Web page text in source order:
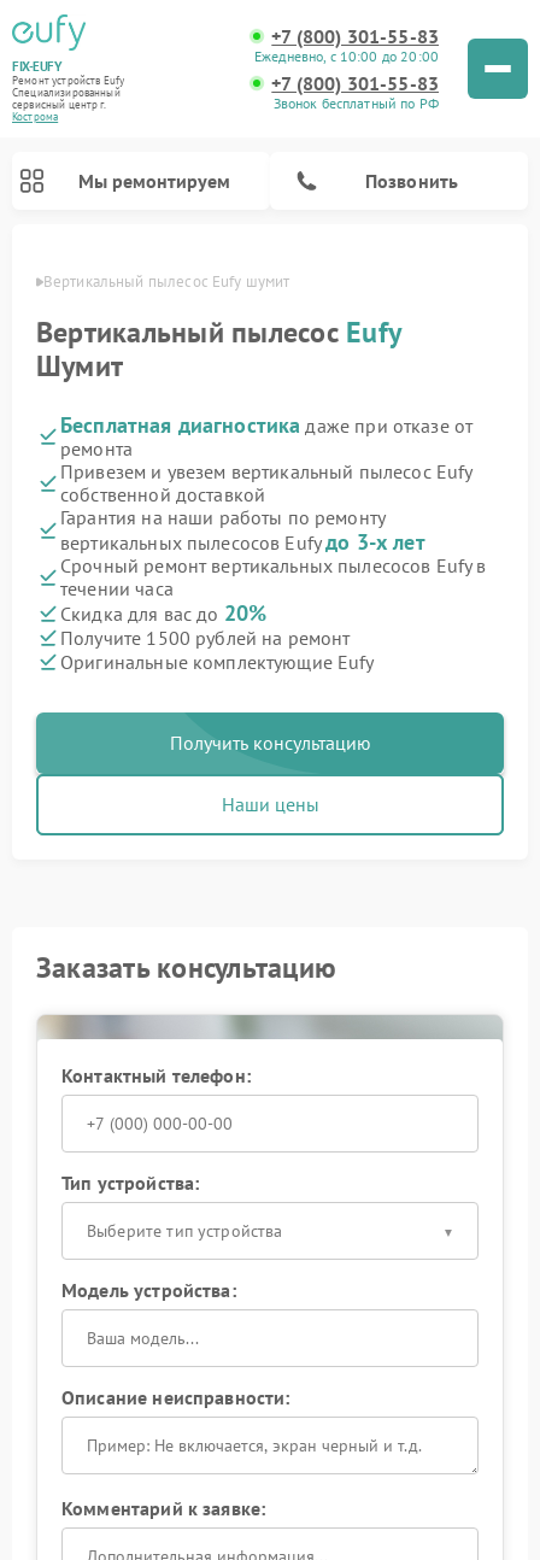
FIX-EUFY
Ремонт устройств Eufy
Специализированный
cервисный центр г.
Кострома
+7 (800) 301-55-83
Ежедневно, с 10:00 до 20:00
+7 (800) 301-55-83
Звонок бесплатный по РФ
Мы ремонтируем Позвонить
Вертикальный пылесос Eufy шумит
Вертикальный пылесос Eufy
Шумит
Бесплатная диагностика даже при отказе от
ремонта
Привезем и увезем вертикальный пылесос Eufy
собственной доставкой
Гарантия на наши работы по ремонту
вертикальных пылесосов Eufyдо 3-х лет
Срочный ремонт вертикальных пылесосов Eufy в
течении часа
Скидка для вас до 20%
Получите 1500 рублей на ремонт
Оригинальные комплектующие Eufy
Получить консультацию
Наши цены
Заказать консультацию
Контактный телефон:
Тип устройства:
Выберите тип устройства
Модель устройства:
Описание неисправности:
Комментарий к заявке: